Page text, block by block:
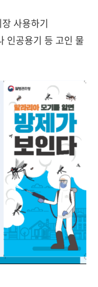
사용하기
인공용기 등 고인 물